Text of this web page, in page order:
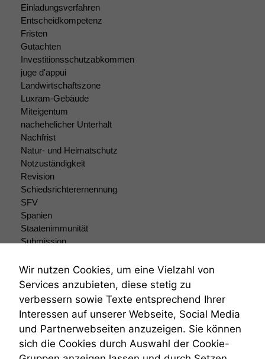
Einladungsverfahren
Entscheidkompetenz
Fristen
Gutachten
Investitionsschutzabkommen
juge d'appui
Landwirtschaftszone
Luxram-Gebäude
Miteigentum
nachehelicher Unterhalt
Nachfrist
Natur- und Heimatschutz
Notzuständigkeit
Revision
Schiedsrichterernennung
SFV
Spanien
Staatenimmunität
Submission
Teilungsklage
Venezuela
VRK
Wiederherstellungsanordnung
Zivilprozessordnung
ZPO
Zustellfiktion
Wir nutzen Cookies, um eine Vielzahl von
Services anzubieten, diese stetig zu
verbessern sowie Texte entsprechend Ihrer
Interessen auf unserer Webseite, Social Media
und Partnerwebseiten anzuzeigen. Sie können
sich die Cookies durch Auswahl der Cookie-